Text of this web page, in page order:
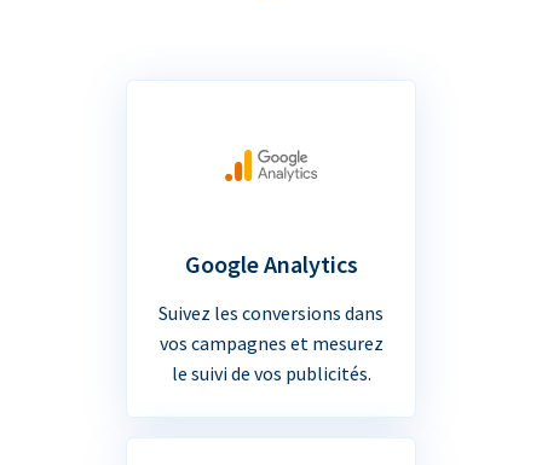
Google Analytics
Suivez les conversions dans
vos campagnes et mesurez
le suivi de vos publicités.